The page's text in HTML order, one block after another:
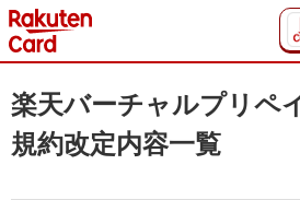
楽天バーチャルプリペ
規約改定内容一覧